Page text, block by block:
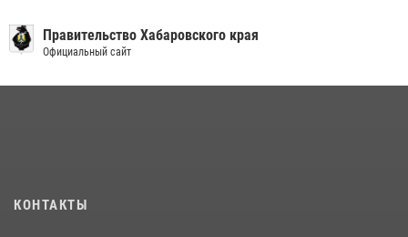
13 июля 2026, 00:31
04 августа 2026, 23:41
Правительство Хабаровского края
Официальный сайт
КОНТАКТЫ